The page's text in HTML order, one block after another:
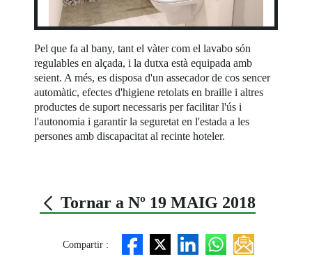
Pel que fa al bany, tant el vàter com el lavabo són
regulables en alçada, i la dutxa està equipada amb
seient. A més, es disposa d'un assecador de cos sencer
automàtic, efectes d'higiene retolats en braille i altres
productes de suport necessaris per facilitar l'ús i
l'autonomia i garantir la seguretat en l'estada a les
persones amb discapacitat al recinte hoteler.
Tornar a Nº 19 MAIG 2018
Compartir :